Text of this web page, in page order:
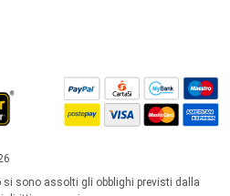
si sono assolti gli obblighi previsti dalla